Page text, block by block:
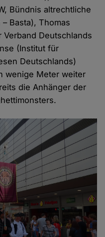
Bündnis altrechtliche
Basta), Thomas
Verband Deutschlands
(Institut für
Deutschlands)
wenige Meter weiter
die Anhänger der